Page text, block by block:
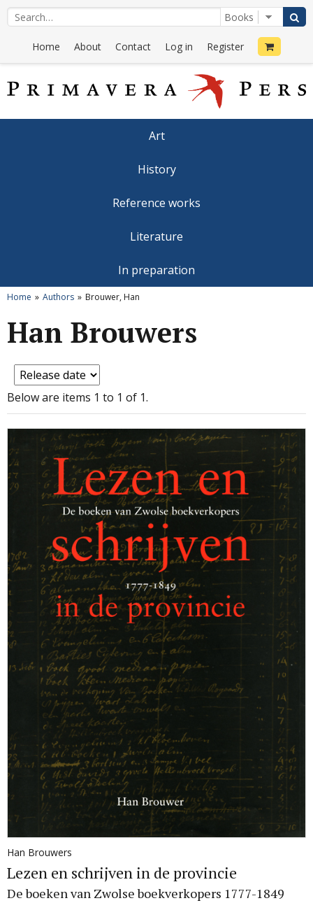
Home About Contact Log in Register
Art
History
Reference works
Literature
In preparation
Home Authors Brouwer, Han
Han Brouwers
Below are items 1 to 1 of 1.
Han Brouwers
Lezen en schrijven in de provincie
De boeken van Zwolse boekverkopers 1777-1849